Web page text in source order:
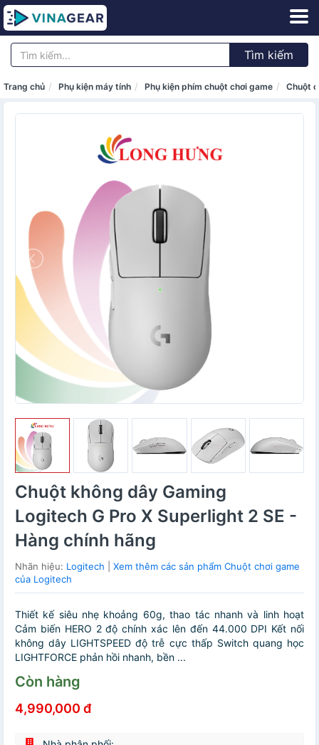
Tìm kiếm
Trang chủ Phụ kiện máy tính Phụ kiện phím chuột chơi game Chuột
Chuột không dây Gaming
Logitech G Pro X Superlight 2 SE -
Hàng chính hãng
Nhãn hiệu: Logitech
Xem thêm các sản phẩm Chuột chơi game
của Logitech
Thiết kế siêu nhẹ khoảng 60g, thao tác nhanh và linh hoạt
Cảm biến HERO 2 độ chính xác lên đến 44.000 DPI Kết nối
không dây LIGHTSPEED độ trễ cực thấp Switch quang học
LIGHTFORCE phản hồi nhanh, bền ...
Còn hàng
4,990,000 đ